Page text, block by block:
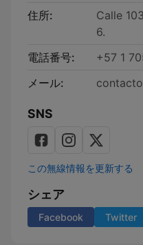
住所:
Calle
6.
電話番号:
+57 1
メール:
SNS
この無線情報を更新する
シェア
Facebook Twitter